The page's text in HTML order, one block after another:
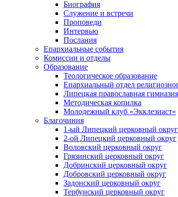
Биография
Служение и встречи
Проповеди
Интервью
Послания
Епархиальные события
Комиссии и отделы
Образование
Теологическое образование
Епархиальный отдел
Липецкая православная
Методическая копилка
Молодежный клуб «Экклезиаст»
Благочиния
1-ый Липецкий церковный округ
2-ой Липецкий церковный округ
Воловский церковный округ
Грязинский церковный округ
Добринский церковный округ
Добровский церковный округ
Задонский церковный округ
Тербунский церковный округ